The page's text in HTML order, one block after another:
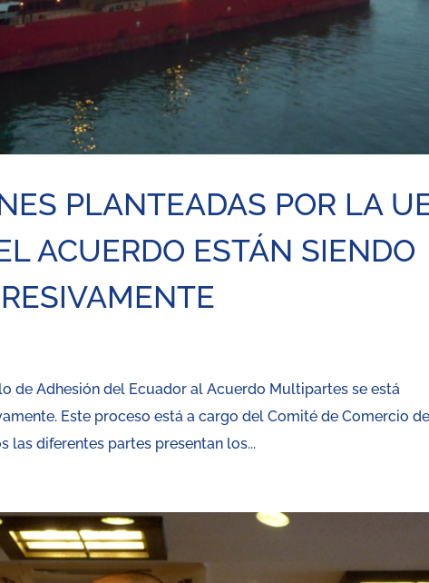
PLANTEADAS POR LA
ACUERDO ESTÁN SIENDO
de Adhesión del Ecuador al Acuerdo Multipartes se está
Este proceso está a cargo del Comité de Comercio
las diferentes partes presentan los...